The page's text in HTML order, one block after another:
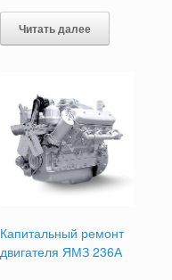
Читать далее
Капитальный ремонт
двигателя ЯМЗ 236А